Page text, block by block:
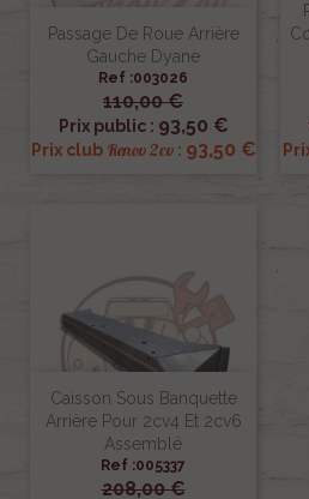
Passage De Roue Arrière
Gauche Dyane
Ref :003026
110,00 €
Prix public : 93,50 €
Prix club Renov 2cv: 93,50 €
Caisson Sous Banquette
Arrière Pour 2cv4 Et 2cv6
Assemblé
Ref :005337
208,00 €